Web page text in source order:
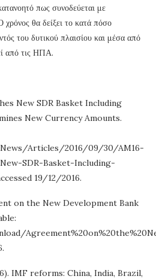
πως συνοδεύεται με
χρόνος θα δείξει το κατά πόσο
του δυτικού πλαισίου και μέσα από
από τις ΗΠΑ.
New SDR Basket Including
New Currency Amounts.
Articles/2016/09/30/AM16-
SDR-Basket-Including-
19/12/2016.
on the New Development Bank
IMF reforms: China, India, Brazil,